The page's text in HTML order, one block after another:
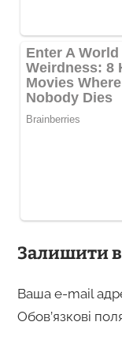
Залишити
Ваша e-mail
Обов’язкові